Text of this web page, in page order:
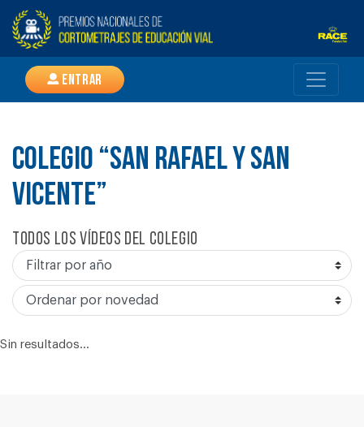
Entrar
COLEGIO “SAN RAFAEL Y SAN
VICENTE”
Todos los vídeos del colegio
Sin resultados...